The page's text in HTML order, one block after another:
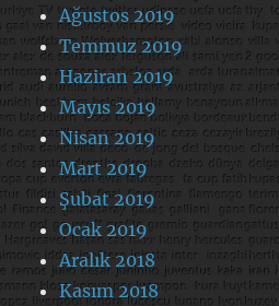
Ağustos 2019
Temmuz 2019
Haziran 2019
Mayıs 2019
Nisan 2019
Mart 2019
Şubat 2019
Ocak 2019
Aralık 2018
Kasım 2018